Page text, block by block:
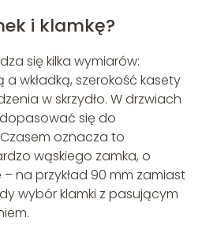
i klamkę?
się kilka wymiarów:
wkładką, szerokość kasety
w skrzydło. W drzwiach
się do
oznacza to
wąskiego zamka, o
na przykład 90 mm zamiast
wybór klamki z pasującym